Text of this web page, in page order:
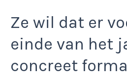
Ze wil dat er
einde van het
concreet